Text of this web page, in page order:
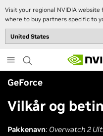
Visit your regional NVIDIA
where to buy partners specific to
to
main
content
GeForce
Vilkår og
Pakkenavn: Overwatch 2